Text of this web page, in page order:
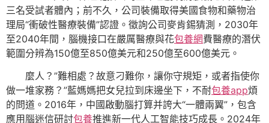
三名受試者體內；前不久，公司裝備取得美國食物和藥物治
理局“衝破性醫療裝備”認證。徵詢公司麥肯錫猜測，2030年
至2040年間，腦機接口在嚴厲醫療與花包養網費醫療的潛伏
範圍分辨為150億至850億美元和250億至600億美元。
麼人？”難相處？故意刁難你，讓你守規矩，或者指使你
做一堆家務？”藍媽媽把女兒拉到床邊坐下，不耐包養app煩
的問道。2016年，中國啟動腦打算并誇大“一體兩翼”，包含
應用腦迷信研討包養推進新一代人工智能技巧成長。2024年